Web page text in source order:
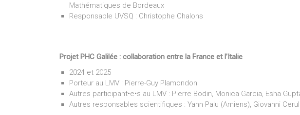
Mathématiques de Bordeaux
Responsable UVSQ : Christophe Chalons
Projet PHC Galilée : collaboration entre la France et l’Italie
2024 et 2025
Porteur au LMV : Pierre-Guy Plamondon
Autres participant•e•s au LMV : Pierre Bodin, Monica Garcia, Esha
Autres responsables scientifiques : Yann Palu (Amiens), Giovanni